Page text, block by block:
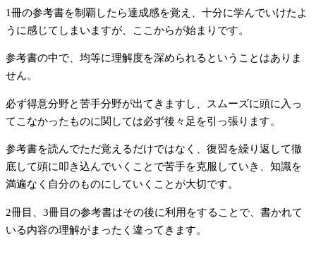
1冊の参考書を制覇したら達成感を覚え、十分に学んでいけたよ
うに感じてしまいますが、ここからが始まりです。
参考書の中で、均等に理解度を深められるということはありま
せん。
必ず得意分野と苦手分野が出てきますし、スムーズに頭に入っ
てこなかったものに関しては必ず後々足を引っ張ります。
参考書を読んでただ覚えるだけではなく、復習を繰り返して徹
底して頭に叩き込んでいくことで苦手を克服していき、知識を
満遍なく自分のものにしていくことが大切です。
2冊目、3冊目の参考書はその後に利用をすることで、書かれて
いる内容の理解がまったく違ってきます。